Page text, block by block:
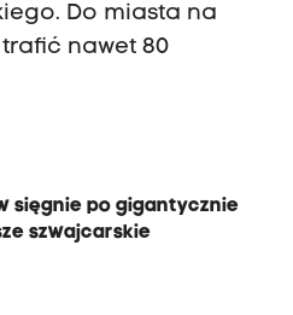
Do miasta na
nawet 80
sięgnie po gigantycznie
szwajcarskie